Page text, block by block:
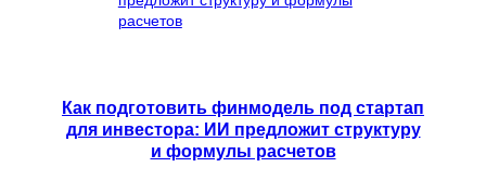
Как подготовить финмодель под стартап
для инвестора: ИИ предложит структуру
и формулы расчетов